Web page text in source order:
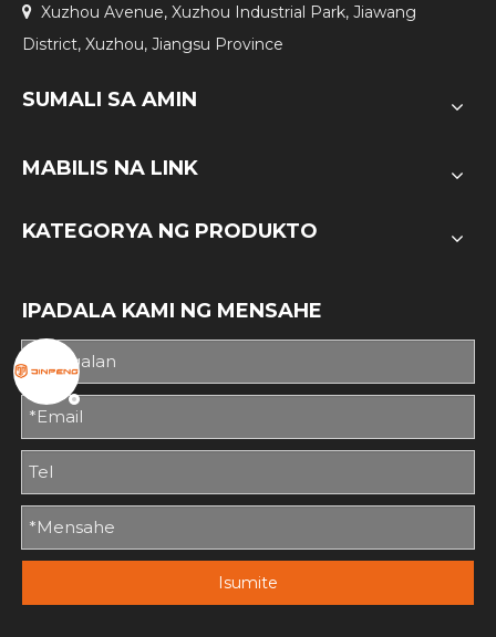
 Xuzhou Avenue, Xuzhou Industrial Park, Jiawang
District, Xuzhou, Jiangsu Province
SUMALI SA AMIN
MABILIS NA LINK
KATEGORYA NG PRODUKTO
IPADALA KAMI NG MENSAHE
Isumite